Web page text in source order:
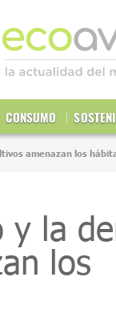
CONSUMO
amenazan los
y la
los